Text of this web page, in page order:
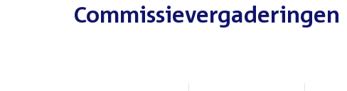
Commissievergaderingen